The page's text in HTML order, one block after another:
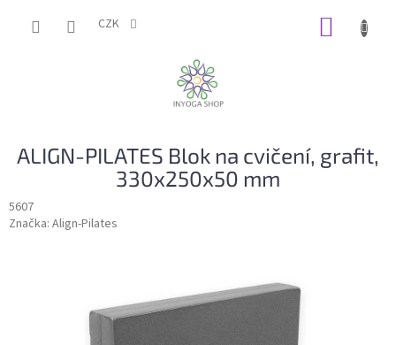
CZK
ALIGN-PILATES Blok na cvičení, grafit,
330x250x50 mm
5607
Značka: Align-Pilates